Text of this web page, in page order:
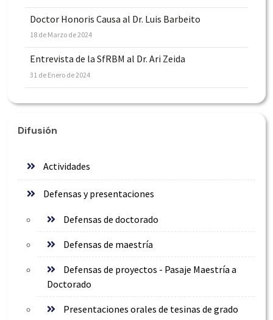
Doctor Honoris Causa al Dr. Luis Barbeito
18 de Marzo de 2024
Entrevista de la SfRBM al Dr. Ari Zeida
31 de Enero de 2024
Difusión
Actividades
Defensas y presentaciones
Defensas de doctorado
Defensas de maestría
Defensas de proyectos - Pasaje Maestría a
Doctorado
Presentaciones orales de tesinas de grado